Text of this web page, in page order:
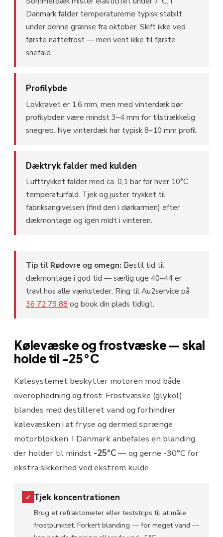
Danmark falder temperaturerne typisk stabilt
under denne grænse fra oktober. Skift ikke ved
første nattefrost — men vent ikke til første
snefald.
Profilybde
Lovkravet er 1,6 mm, men med vinterdæk bør
profilybden være mindst 3–4 mm for tilstrækkelig
snegreb. Nye vinterdæk har typisk 8–10 mm profil.
Dæktryk falder med kulden
Lufttrykket falder med ca. 0,1 bar for hver 10°C
temperaturfald. Tjek og juster trykket til
fabriksangivelsen (find den i dørkarmen) efter
dækmontage og igen midt i vinteren.
Tip til Rødovre og omegn: Bestil tid til
dækmontage i god tid — særlig uge 40–44 er
travl hos alle værksteder. Ring til Au2service på
36 72 79 88 og book din plads tidligt.
Kølevæske og frostvæske — skal
holde til -25°C
Kølesystemet beskytter motoren mod både
overophedning og frost. Frostvæske (glykol)
blandes med destilleret vand og forhindrer
kølevæsken i at fryse og dermed sprænge
motorblokken. I Danmark anbefales en blanding,
der holder til mindst -25°C— og gerne -30°C for
ekstra sikkerhed ved ekstrem kulde.
✓ Tjek koncentrationen
Brug et refraktometer eller teststrips til at måle
frostpunktet. Forkert blanding — for meget vand —